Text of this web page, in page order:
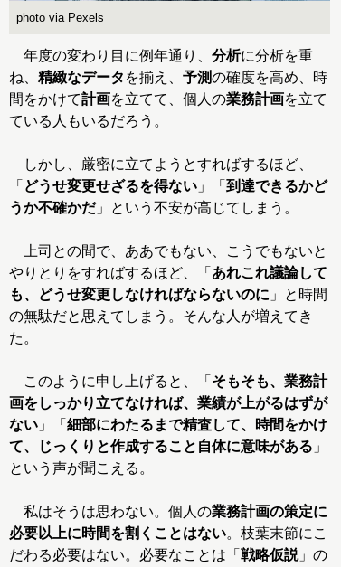
photo via Pexels
年度の変わり目に例年通り、 分析に分析を重
ね、 精緻なデータ を揃え、 予測の確度を高め、時
間をかけて計画を立てて、個人の業務計画を立て
ている人もいるだろう。
しかし、厳密に立てようとすればするほど、
「 どうせ変更せざるを得ない 」「 到達できるかど
うか不確かだ」という不安が高じてしまう。
上司との間で、ああでもない、こうでもないと
やりとりをすればするほど、「 あれこれ議論して
も、どうせ変更しなければならないのに 」と時間
の無駄だと思えてしまう。そんな人が増えてき
た。
このように申し上げると、「 そもそも、業務計
画をしっかり立てなければ、業績が上がるはずが
ない 」「 細部にわたるまで精査して、時間をかけ
て、じっくりと作成すること自体に意味がある 」
という声が聞こえる。
私はそうは思わない。個人の業務計画の策定に
必要以上に時間を割くことはない。枝葉末節にこ
だわる必要はない。必要なことは「 戦略仮説」の